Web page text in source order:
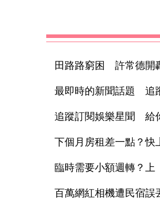
田路路窮困 許常德開
最即時的新聞話題 追
追蹤訂閱娛樂星聞 給
下個月房租差一點？快
臨時需要小額週轉？上
百萬網紅相機遭民宿